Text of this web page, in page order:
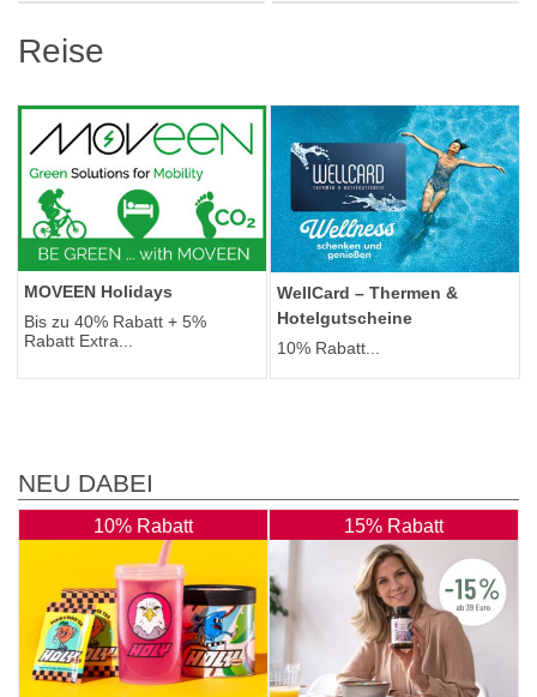
Reise
MOVEEN Holidays
Bis zu 40% Rabatt + 5%
Rabatt Extra...
WellCard – Thermen &
Hotelgutscheine
10% Rabatt...
NEU DABEI
10% Rabatt 15% Rabatt